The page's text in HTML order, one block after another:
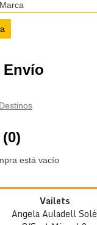
Envío
está vacío
Vailets
Angela Auladell Solé